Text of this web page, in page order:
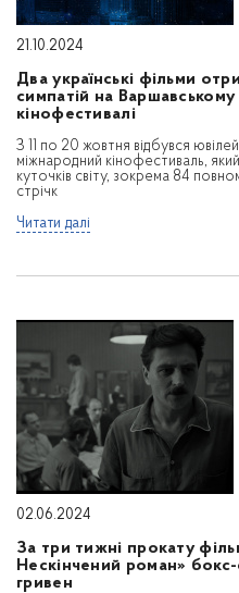
21.10.2024
Два українські фільми
симпатій на
кінофестивалі
З 11 по 20 жовтня відбувся
міжнародний кінофестиваль,
куточків світу, зокрема 84
стрічк
Читати далі
02.06.2024
За три тижні прокату
Нескінчений роман»
гривен